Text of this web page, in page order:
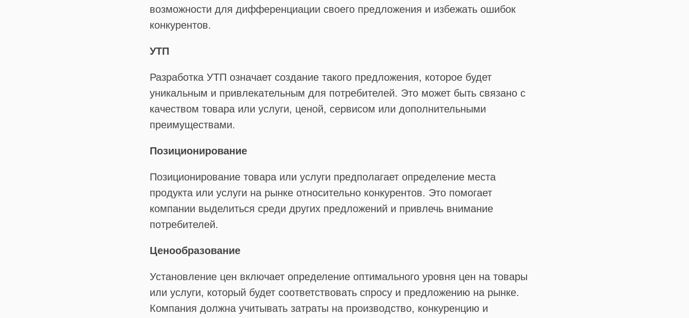
возможности для дифференциации своего предложения и избежать ошибок
конкурентов.
УТП
Разработка УТП означает создание такого предложения, которое будет
уникальным и привлекательным для потребителей. Это может быть связано с
качеством товара или услуги, ценой, сервисом или дополнительными
преимуществами.
Позиционирование
Позиционирование товара или услуги предполагает определение места
продукта или услуги на рынке относительно конкурентов. Это помогает
компании выделиться среди других предложений и привлечь внимание
потребителей.
Ценообразование
Установление цен включает определение оптимального уровня цен на товары
или услуги, который будет соответствовать спросу и предложению на рынке.
Компания должна учитывать затраты на производство, конкуренцию и